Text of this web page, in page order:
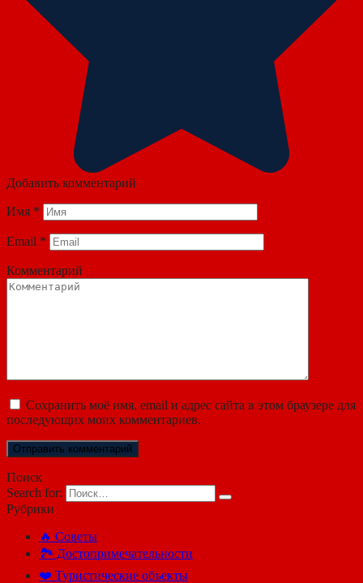
Добавить комментарий
Имя *
Email *
Комментарий
Сохранить моё имя, email и адрес сайта в этом браузере для
последующих моих комментариев.
Поиск
Search for:
Рубрики
🔥 Советы
🏞️ Достопримечательности
❤️ Туристические объекты